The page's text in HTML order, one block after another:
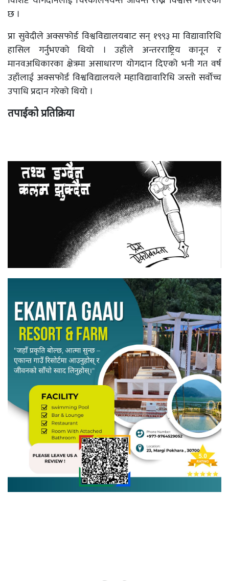
छ ।
प्रा सुवेदीले अक्सफोर्ड विश्वविद्यालयबाट सन् १९९३ मा विद्यावारिधि
हासिल गर्नुभएको थियो । उहाँले अन्तरराष्ट्रिय कानून र
मानवअधिकारका क्षेत्रमा असाधारण योगदान दिएको भनी गत वर्ष
उहाँलाई अक्सफोर्ड विश्वविद्यालयले महाविद्यावारिधि जस्तो सर्वोच्च
उपाधि प्रदान गरेको थियो ।
तपाईको प्रतिक्रिया